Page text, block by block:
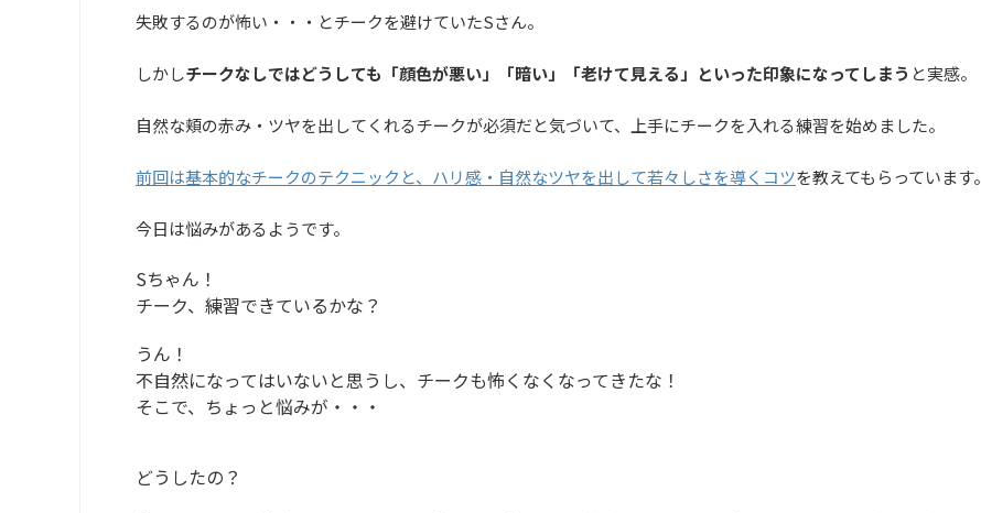
失敗するのが怖い・・・とチークを避けていたSさん。
しかしチークなしではどうしても「顔色が悪い」「暗い」「老けて見える」といった印象になってしまう と実感。
自然な頬の赤み・ツヤを出してくれるチークが必須だと気づいて、上手にチークを入れる練習を始めました。
前回は基本的なチークのテクニックと、ハリ感・自然なツヤを出して若々しさを導くコツを教えてもらっています。
今日は悩みがあるようです。
Sちゃん！
チーク、練習できているかな？
うん！
不自然になってはいないと思うし、チークも怖くなくなってきたな！
そこで、ちょっと悩みが・・・
どうしたの？